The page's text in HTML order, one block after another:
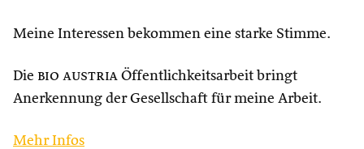
Meine Interessen bekommen eine starke Stimme.
Die bio austria Öffentlichkeitsarbeit bringt
Anerkennung der Gesellschaft für meine Arbeit.
Mehr Infos